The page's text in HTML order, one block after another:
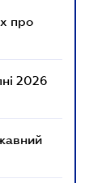
про
2026